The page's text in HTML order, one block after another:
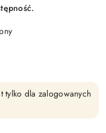
tylko dla zalogowanych